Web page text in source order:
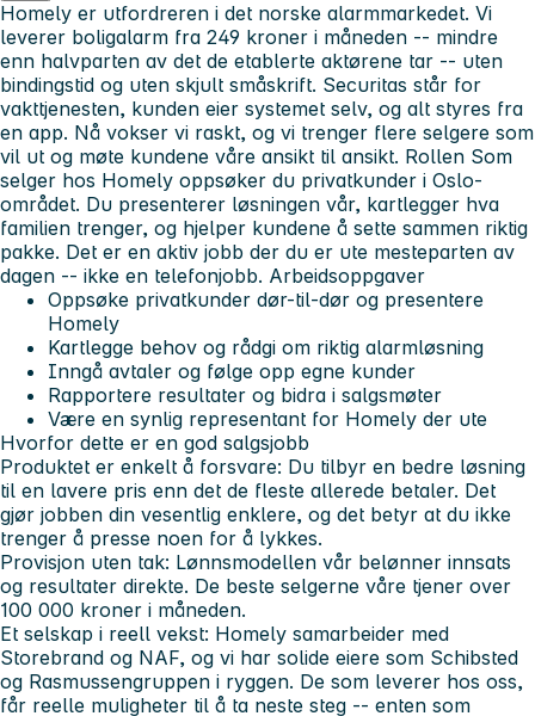
Homely er utfordreren i det norske alarmmarkedet. Vi
leverer boligalarm fra 249 kroner i måneden -- mindre
enn halvparten av det de etablerte aktørene tar -- uten
bindingstid og uten skjult småskrift. Securitas står for
vakttjenesten, kunden eier systemet selv, og alt styres fra
en app. Nå vokser vi raskt, og vi trenger flere selgere som
vil ut og møte kundene våre ansikt til ansikt. Rollen Som
selger hos Homely oppsøker du privatkunder i Oslo-
området. Du presenterer løsningen vår, kartlegger hva
familien trenger, og hjelper kundene å sette sammen riktig
pakke. Det er en aktiv jobb der du er ute mesteparten av
dagen -- ikke en telefonjobb. Arbeidsoppgaver
Oppsøke privatkunder dør-til-dør og presentere
Homely
Kartlegge behov og rådgi om riktig alarmløsning
Inngå avtaler og følge opp egne kunder
Rapportere resultater og bidra i salgsmøter
Være en synlig representant for Homely der ute
Hvorfor dette er en god salgsjobb
Produktet er enkelt å forsvare: Du tilbyr en bedre løsning
til en lavere pris enn det de fleste allerede betaler. Det
gjør jobben din vesentlig enklere, og det betyr at du ikke
trenger å presse noen for å lykkes.
Provisjon uten tak: Lønnsmodellen vår belønner innsats
og resultater direkte. De beste selgerne våre tjener over
100 000 kroner i måneden.
Et selskap i reell vekst: Homely samarbeider med
Storebrand og NAF, og vi har solide eiere som Schibsted
og Rasmussengruppen i ryggen. De som leverer hos oss,
får reelle muligheter til å ta neste steg -- enten som